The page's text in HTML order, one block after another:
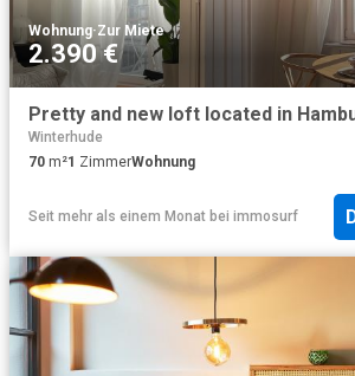
Wohnung·Zur Miete
2.390 €
Pretty and new loft located in
Winterhude
70 m²1 ZimmerWohnung
Seit mehr als einem Monat bei immosurf